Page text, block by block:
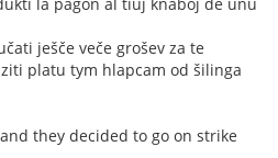
ješče veče grošev za te
platu tym hlapcam od šilinga
they decided to go on strike